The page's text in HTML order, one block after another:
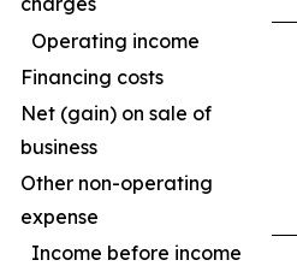
Operating income
Financing costs
Net (gain) on sale of
business
Other non-operating
expense
Income before income